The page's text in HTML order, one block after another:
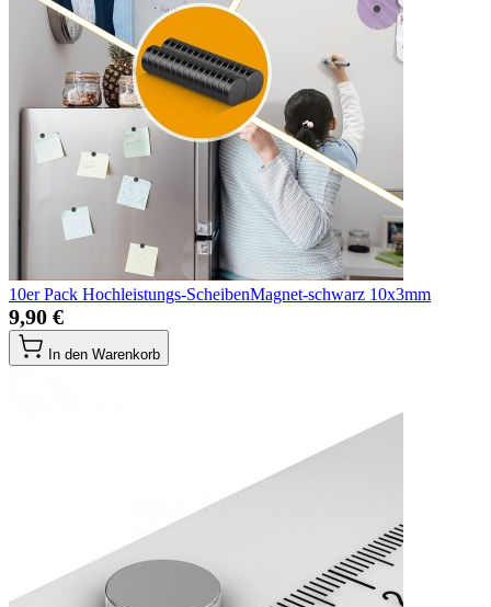
10er Pack Hochleistungs-ScheibenMagnet-schwarz 10x3mm
9,90 €
In den Warenkorb